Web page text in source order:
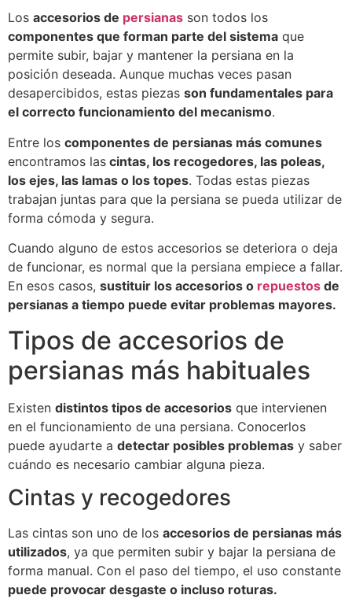
Los accesorios de persianas son todos los
componentes que forman parte del sistema que
permite subir, bajar y mantener la persiana en la
posición deseada. Aunque muchas veces pasan
desapercibidos, estas piezas son fundamentales para
el correcto funcionamiento del mecanismo.
Entre los componentes de persianas más comunes
encontramos las cintas, los recogedores, las poleas,
los ejes, las lamas o los topes. Todas estas piezas
trabajan juntas para que la persiana se pueda utilizar de
forma cómoda y segura.
Cuando alguno de estos accesorios se deteriora o deja
de funcionar, es normal que la persiana empiece a fallar.
En esos casos, sustituir los accesorios o repuestos de
persianas a tiempo puede evitar problemas mayores.
Tipos de accesorios de
persianas más habituales
Existen distintos tipos de accesorios que intervienen
en el funcionamiento de una persiana. Conocerlos
puede ayudarte a detectar posibles problemas y saber
cuándo es necesario cambiar alguna pieza.
Cintas y recogedores
Las cintas son uno de los accesorios de persianas más
utilizados, ya que permiten subir y bajar la persiana de
forma manual. Con el paso del tiempo, el uso constante
puede provocar desgaste o incluso roturas.